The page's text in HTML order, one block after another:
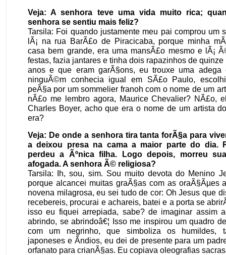
Veja: A senhora teve uma vida muito rica;
senhora se sentiu mais feliz?
Tarsila: Foi quando justamente meu pai comprou um
lÃ¡ na rua BarÃ£o de Piracicaba, porque minha
casa bem grande, era uma mansÃ£o mesmo e lÃ¡
festas, fazia jantares e tinha dois rapazinhos de
anos e que eram garÃ§ons, eu trouxe uma adega
ninguÃ©m conhecia igual em SÃ£o Paulo,
peÃ§a por um sommelier franoh com o nome de um
nÃ£o me lembro agora, Maurice Chevalier? NÃ£o,
Charles Boyer, acho que era o nome de um artista
era?
Veja: De onde a senhora tira tanta forÃ§a para
a deixou presa na cama a maior parte do dia.
perdeu a Ãºnica filha. Logo depois, morreu
afogada. A senhora Ã© religiosa?
Tarsila: Ih, sou, sim. Sou muito devota do Menino
porque alcancei muitas graÃ§as com as
novena milagrosa, eu sei tudo de cor: Oh Jesus que
recebereis, procurai e achareis, batei e a porta se
isso eu fiquei arrepiada, sabe? de imaginar assim
abrindo, se abrindoâ€¦ Isso me inspirou um quadro
com um negrinho, que simboliza os humildes,
japoneses e Ã­ndios, eu dei de presente para um
orfanato para crianÃ§as. Eu copiava oleografias